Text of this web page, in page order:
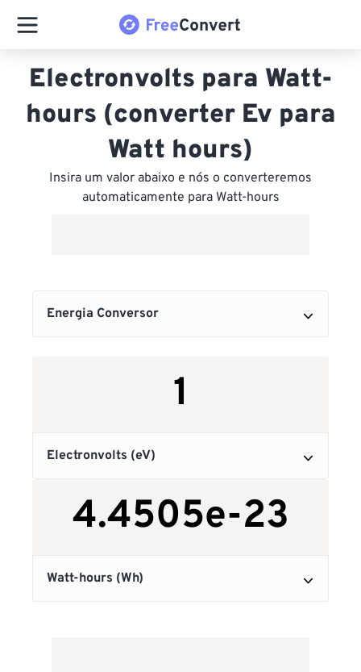
Electronvolts para Watt-
hours (converter Ev para
Watt hours)
Insira um valor abaixo e nós o converteremos
automaticamente para Watt-hours